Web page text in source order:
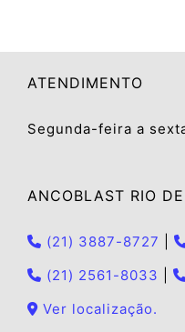
ATENDIMENTO
Segunda-feira a
ANCOBLAST RIO
(21) 3887-8727
(21) 2561-8033
Ver localização.